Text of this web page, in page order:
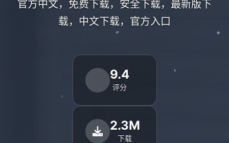
官方中文，免费下载，安全下载，最新版下
载，中文下载，官方入口
9.4
评分
2.3M
下载